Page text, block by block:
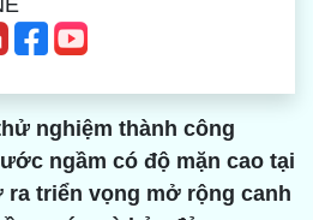
nghiệm thành công
ngầm có độ mặn cao tại
ra triển vọng mở rộng canh